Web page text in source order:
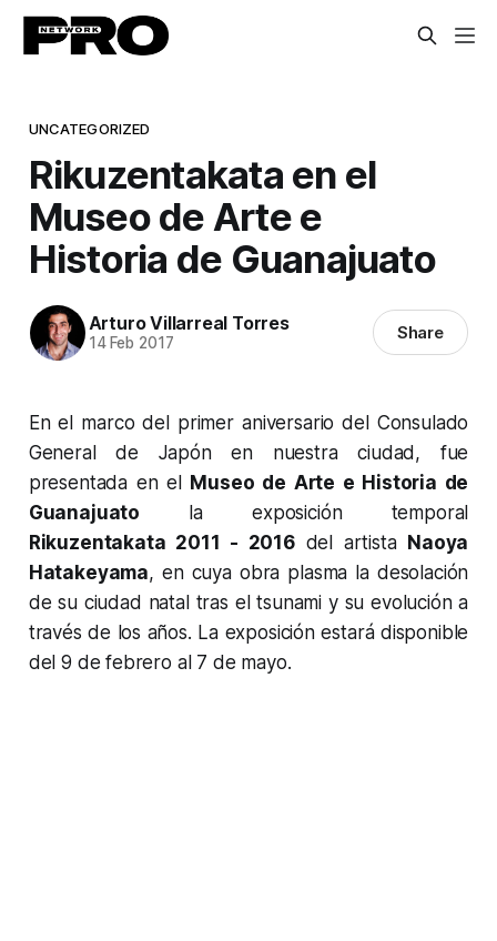
UNCATEGORIZED
Rikuzentakata en el
Museo de Arte e
Historia de Guanajuato
Arturo Villarreal Torres
14 Feb 2017 Share
En el marco del primer aniversario del Consulado
General de Japón en nuestra ciudad, fue
presentada en el Museo de Arte e Historia de
Guanajuato la exposición temporal
Rikuzentakata 2011 - 2016del artista Naoya
Hatakeyama, en cuya obra plasma la desolación
de su ciudad natal tras el tsunami y su evolución a
través de los años. La exposición estará disponible
del 9 de febrero al 7 de mayo.